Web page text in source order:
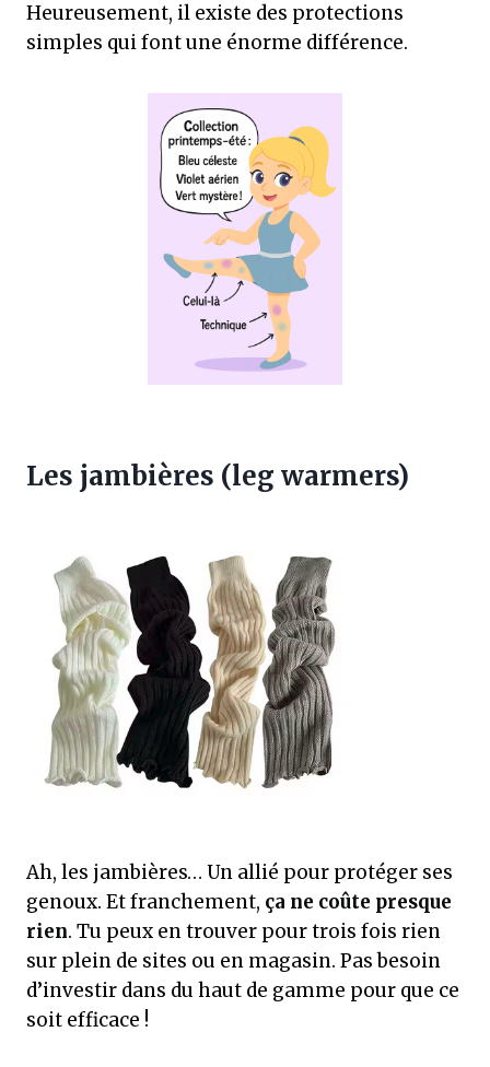
Heureusement, il existe des protections
simples qui font une énorme différence.
Les jambières (leg warmers)
Ah, les jambières… Un allié pour protéger ses
genoux. Et franchement, ça ne coûte presque
rien. Tu peux en trouver pour trois fois rien
sur plein de sites ou en magasin. Pas besoin
d’investir dans du haut de gamme pour que ce
soit efficace !